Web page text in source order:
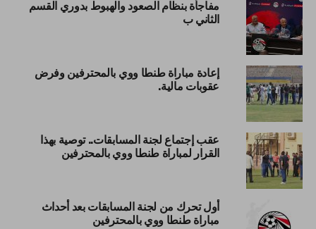
مفاجأة بنظام الصعود والهبوط بدوري القسم
الثاني ب
إعادة مباراة طنطا ووي بالمحترفين وفرض
عقوبات مالية.
عقب إجتماع لجنة المسابقات.. توصية بهذا
القرار لمباراة طنطا ووي بالمحترفين
أول تحرك من لجنة المسابقات بعد أحداث
مباراة طنطا ووي بالمحترفين